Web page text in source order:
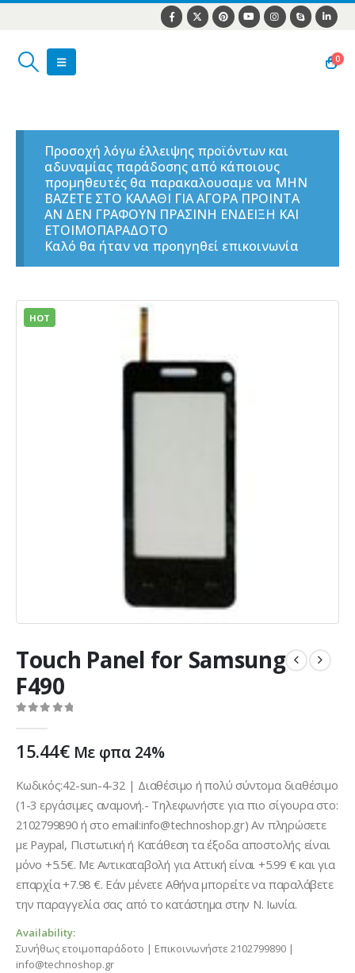
0
Προσοχή λόγω έλλειψης προϊόντων και
αδυναμίας παράδοσης από κάποιους
προμηθευτές θα παρακαλουσαμε να ΜΗΝ
ΒΑΖΕΤΕ ΣΤΟ ΚΑΛΑΘΙ ΓΙΑ ΑΓΟΡΑ ΠΡΟΙΝΤΑ
ΑΝ ΔΕΝ ΓΡΑΦΟΥΝ ΠΡΑΣΙΝΗ ΕΝΔΕΙΞΗ ΚΑΙ
ΕΤΟΙΜΟΠΑΡΑΔΟΤΟ
Καλό θα ήταν να προηγηθεί επικοινωνία
HOT
Touch Panel for Samsung
F490
15.44€ Με φπα 24%
Κωδικός:42-sun-4-32 | Διαθέσιμο ή πολύ σύντομα διαθέσιμο
(1-3 εργάσιμες αναμονή.- Τηλεφωνήστε για πιο σίγουρα στο:
2102799890 ή στο email:info@technoshop.gr) Αν πληρώσετε
με Paypal, Πιστωτική ή Κατάθεση τα έξοδα αποστολής είναι
μόνο +5.5€. Με Αντικαταβολή για Αττική είναι +5.99 € και για
επαρχία +7.98 €. Εάν μένετε Αθήνα μπορείτε να παραλάβετε
την παραγγελία σας από το κατάστημα στην Ν. Ιωνία.
Availability:
Συνήθως ετοιμοπαράδοτο | Επικοινωνήστε 2102799890 |
info@technoshop.gr